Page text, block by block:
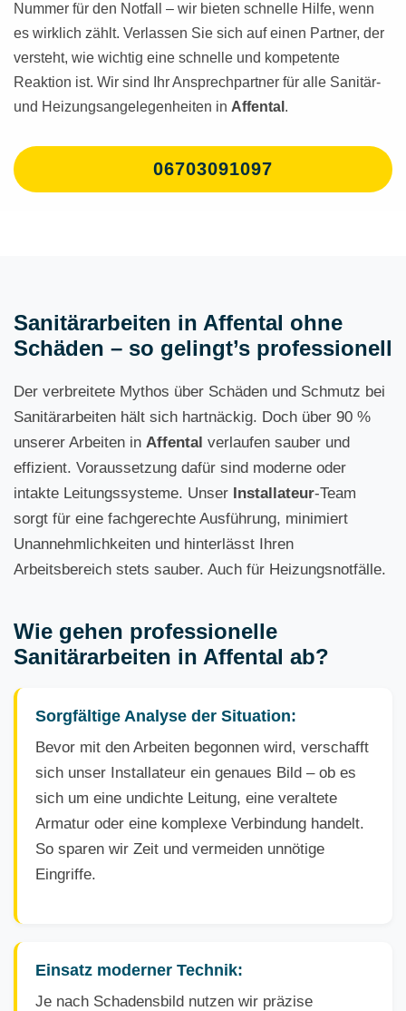
Nummer für den Notfall – wir bieten schnelle Hilfe, wenn
es wirklich zählt. Verlassen Sie sich auf einen Partner, der
versteht, wie wichtig eine schnelle und kompetente
Reaktion ist. Wir sind Ihr Ansprechpartner für alle Sanitär-
und Heizungsangelegenheiten in Affental .
06703091097
Sanitärarbeiten in Affental ohne
Schäden – so gelingt’s professionell
Der verbreitete Mythos über Schäden und Schmutz bei
Sanitärarbeiten hält sich hartnäckig. Doch über 90 %
unserer Arbeiten in Affental verlaufen sauber und
effizient. Voraussetzung dafür sind moderne oder
intakte Leitungssysteme. Unser Installateur-Team
sorgt für eine fachgerechte Ausführung, minimiert
Unannehmlichkeiten und hinterlässt Ihren
Arbeitsbereich stets sauber. Auch für Heizungsnotfälle.
Wie gehen professionelle
Sanitärarbeiten in Affental ab?
Sorgfältige Analyse der Situation:
Bevor mit den Arbeiten begonnen wird, verschafft
sich unser Installateur ein genaues Bild – ob es
sich um eine undichte Leitung, eine veraltete
Armatur oder eine komplexe Verbindung handelt.
So sparen wir Zeit und vermeiden unnötige
Eingriffe.
Einsatz moderner Technik:
Je nach Schadensbild nutzen wir präzise